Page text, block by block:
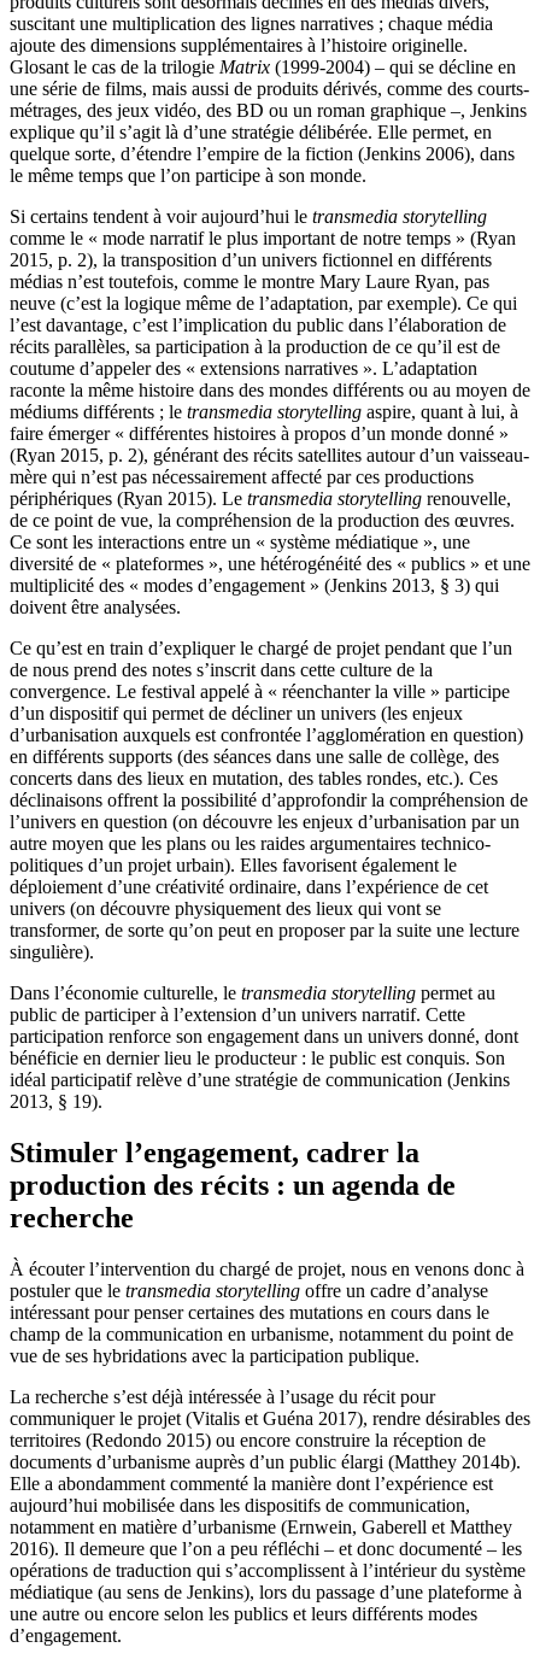
suscitant une multiplication des lignes narratives ; chaque média
ajoute des dimensions supplémentaires à l’histoire originelle.
Glosant le cas de la trilogie Matrix (1999-2004) – qui se décline en
une série de films, mais aussi de produits dérivés, comme des courts-
métrages, des jeux vidéo, des BD ou un roman graphique –, Jenkins
explique qu’il s’agit là d’une stratégie délibérée. Elle permet, en
quelque sorte, d’étendre l’empire de la fiction (Jenkins 2006), dans
le même temps que l’on participe à son monde.
Si certains tendent à voir aujourd’hui le transmedia storytelling
comme le « mode narratif le plus important de notre temps » (Ryan
2015, p. 2), la transposition d’un univers fictionnel en différents
médias n’est toutefois, comme le montre Mary Laure Ryan, pas
neuve (c’est la logique même de l’adaptation, par exemple). Ce qui
l’est davantage, c’est l’implication du public dans l’élaboration de
récits parallèles, sa participation à la production de ce qu’il est de
coutume d’appeler des « extensions narratives ». L’adaptation
raconte la même histoire dans des mondes différents ou au moyen de
médiums différents ; le transmedia storytelling aspire, quant à lui, à
faire émerger « différentes histoires à propos d’un monde donné »
(Ryan 2015, p. 2), générant des récits satellites autour d’un vaisseau-
mère qui n’est pas nécessairement affecté par ces productions
périphériques (Ryan 2015). Le transmedia storytelling renouvelle,
de ce point de vue, la compréhension de la production des œuvres.
Ce sont les interactions entre un « système médiatique », une
diversité de « plateformes », une hétérogénéité des « publics » et une
multiplicité des « modes d’engagement » (Jenkins 2013, § 3) qui
doivent être analysées.
Ce qu’est en train d’expliquer le chargé de projet pendant que l’un
de nous prend des notes s’inscrit dans cette culture de la
convergence. Le festival appelé à « réenchanter la ville » participe
d’un dispositif qui permet de décliner un univers (les enjeux
d’urbanisation auxquels est confrontée l’agglomération en question)
en différents supports (des séances dans une salle de collège, des
concerts dans des lieux en mutation, des tables rondes, etc.). Ces
déclinaisons offrent la possibilité d’approfondir la compréhension de
l’univers en question (on découvre les enjeux d’urbanisation par un
autre moyen que les plans ou les raides argumentaires technico-
politiques d’un projet urbain). Elles favorisent également le
déploiement d’une créativité ordinaire, dans l’expérience de cet
univers (on découvre physiquement des lieux qui vont se
transformer, de sorte qu’on peut en proposer par la suite une lecture
singulière).
Dans l’économie culturelle, le transmedia storytelling permet au
public de participer à l’extension d’un univers narratif. Cette
participation renforce son engagement dans un univers donné, dont
bénéficie en dernier lieu le producteur : le public est conquis. Son
idéal participatif relève d’une stratégie de communication (Jenkins
2013, § 19).
Stimuler l’engagement, cadrer la
production des récits : un agenda de
recherche
À écouter l’intervention du chargé de projet, nous en venons donc à
postuler que le transmedia storytelling offre un cadre d’analyse
intéressant pour penser certaines des mutations en cours dans le
champ de la communication en urbanisme, notamment du point de
vue de ses hybridations avec la participation publique.
La recherche s’est déjà intéressée à l’usage du récit pour
communiquer le projet (Vitalis et Guéna 2017), rendre désirables des
territoires (Redondo 2015) ou encore construire la réception de
documents d’urbanisme auprès d’un public élargi (Matthey 2014b).
Elle a abondamment commenté la manière dont l’expérience est
aujourd’hui mobilisée dans les dispositifs de communication,
notamment en matière d’urbanisme (Ernwein, Gaberell et Matthey
2016). Il demeure que l’on a peu réfléchi – et donc documenté – les
opérations de traduction qui s’accomplissent à l’intérieur du système
médiatique (au sens de Jenkins), lors du passage d’une plateforme à
une autre ou encore selon les publics et leurs différents modes
d’engagement.